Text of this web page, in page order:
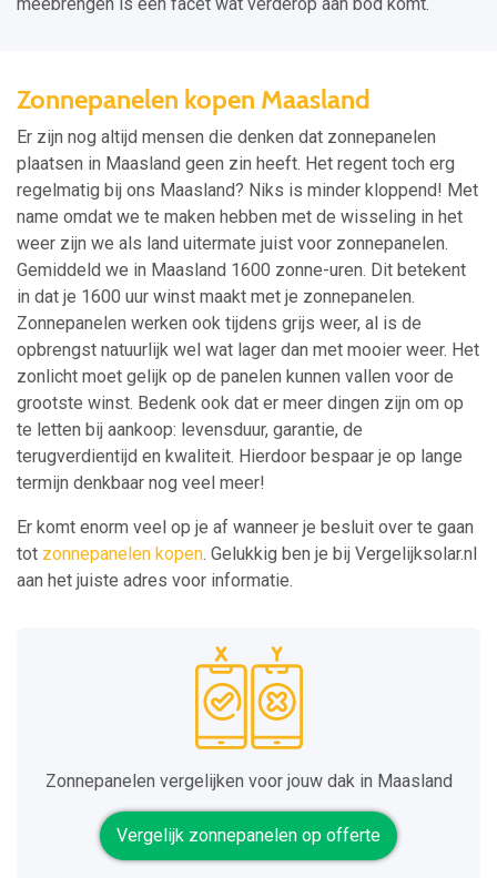
meebrengen is een facet wat verderop aan bod komt.
Zonnepanelen kopen Maasland
Er zijn nog altijd mensen die denken dat zonnepanelen
plaatsen in Maasland geen zin heeft. Het regent toch erg
regelmatig bij ons Maasland? Niks is minder kloppend! Met
name omdat we te maken hebben met de wisseling in het
weer zijn we als land uitermate juist voor zonnepanelen.
Gemiddeld we in Maasland 1600 zonne-uren. Dit betekent
in dat je 1600 uur winst maakt met je zonnepanelen.
Zonnepanelen werken ook tijdens grijs weer, al is de
opbrengst natuurlijk wel wat lager dan met mooier weer. Het
zonlicht moet gelijk op de panelen kunnen vallen voor de
grootste winst. Bedenk ook dat er meer dingen zijn om op
te letten bij aankoop: levensduur, garantie, de
terugverdientijd en kwaliteit. Hierdoor bespaar je op lange
termijn denkbaar nog veel meer!
Er komt enorm veel op je af wanneer je besluit over te gaan
tot zonnepanelen kopen. Gelukkig ben je bij Vergelijksolar.nl
aan het juiste adres voor informatie.
Zonnepanelen vergelijken voor jouw dak in Maasland
Vergelijk zonnepanelen op offerte